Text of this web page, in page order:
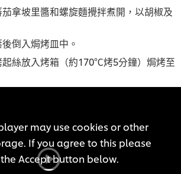
拿坡里醬和螺旋麵攪拌煮開，以胡椒及
倒入焗烤皿中。
絲放入烤箱（約170℃烤5分鐘）焗烤至
may use cookies or other
If you agree to this please
Accept button below.